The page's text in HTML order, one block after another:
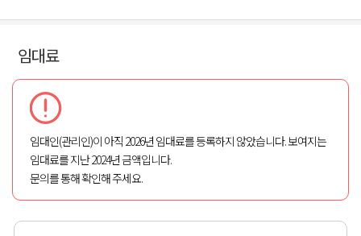
임대료
임대인(관리인)이 아직 2026년 임대료를 등록하지 않았습니다. 보여지는
임대료를 지난 2024년 금액입니다.
문의를 통해 확인해 주세요.